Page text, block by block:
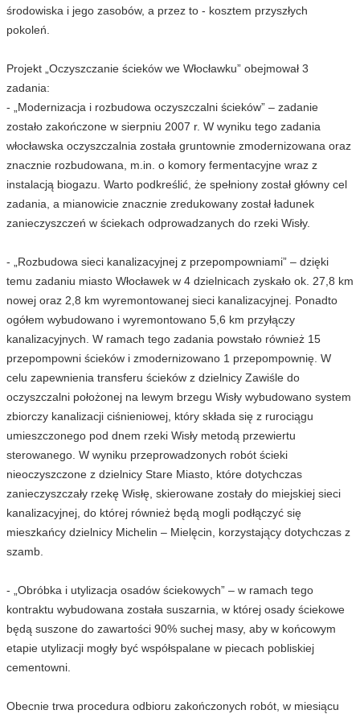
środowiska i jego zasobów, a przez to - kosztem przyszłych
pokoleń.
Projekt „Oczyszczanie ścieków we Włocławku” obejmował 3
zadania:
- „Modernizacja i rozbudowa oczyszczalni ścieków” – zadanie
zostało zakończone w sierpniu 2007 r. W wyniku tego zadania
włocławska oczyszczalnia została gruntownie zmodernizowana oraz
znacznie rozbudowana, m.in. o komory fermentacyjne wraz z
instalacją biogazu. Warto podkreślić, że spełniony został główny cel
zadania, a mianowicie znacznie zredukowany został ładunek
zanieczyszczeń w ściekach odprowadzanych do rzeki Wisły.
- „Rozbudowa sieci kanalizacyjnej z przepompowniami” – dzięki
temu zadaniu miasto Włocławek w 4 dzielnicach zyskało ok. 27,8 km
nowej oraz 2,8 km wyremontowanej sieci kanalizacyjnej. Ponadto
ogółem wybudowano i wyremontowano 5,6 km przyłączy
kanalizacyjnych. W ramach tego zadania powstało również 15
przepompowni ścieków i zmodernizowano 1 przepompownię. W
celu zapewnienia transferu ścieków z dzielnicy Zawiśle do
oczyszczalni położonej na lewym brzegu Wisły wybudowano system
zbiorczy kanalizacji ciśnieniowej, który składa się z rurociągu
umieszczonego pod dnem rzeki Wisły metodą przewiertu
sterowanego. W wyniku przeprowadzonych robót ścieki
nieoczyszczone z dzielnicy Stare Miasto, które dotychczas
zanieczyszczały rzekę Wisłę, skierowane zostały do miejskiej sieci
kanalizacyjnej, do której również będą mogli podłączyć się
mieszkańcy dzielnicy Michelin – Mielęcin, korzystający dotychczas z
szamb.
- „Obróbka i utylizacja osadów ściekowych” – w ramach tego
kontraktu wybudowana została suszarnia, w której osady ściekowe
będą suszone do zawartości 90% suchej masy, aby w końcowym
etapie utylizacji mogły być współspalane w piecach pobliskiej
cementowni.
Obecnie trwa procedura odbioru zakończonych robót, w miesiącu